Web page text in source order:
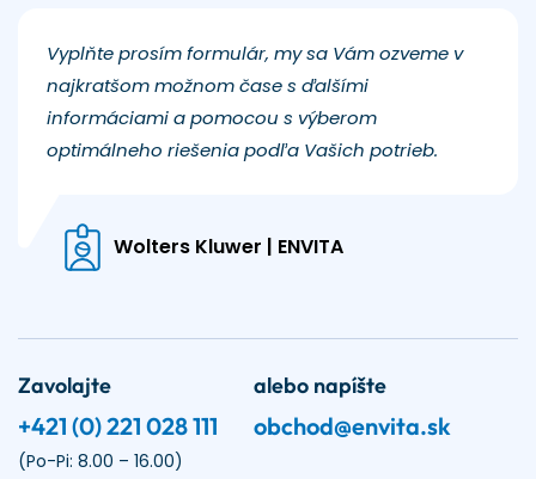
Vyplňte prosím formulár, my sa Vám ozveme v
najkratšom možnom čase s ďalšími
informáciami a pomocou s výberom
optimálneho riešenia podľa Vašich potrieb.
Wolters Kluwer | ENVITA
Zavolajte
+421 (0) 221 028 111
(Po-Pi: 8.00 – 16.00)
alebo napíšte
obchod@envita.sk